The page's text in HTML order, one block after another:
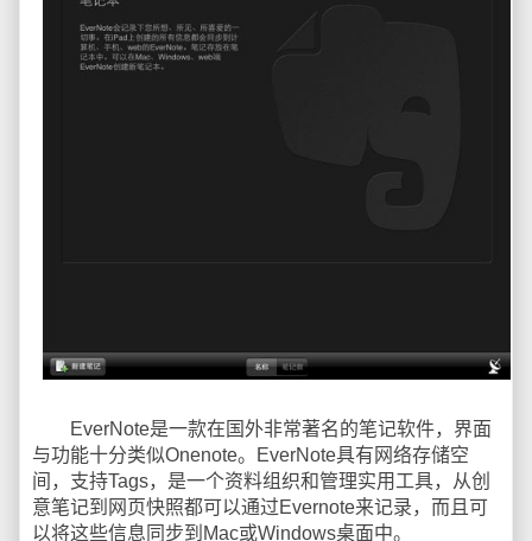
EverNote是一款在国外非常著名的笔记软件，界面
与功能十分类似Onenote。EverNote具有网络存储空
间，支持Tags，是一个资料组织和管理实用工具，从创
意笔记到网页快照都可以通过Evernote来记录，而且可
以将这些信息同步到Mac或Windows桌面中。